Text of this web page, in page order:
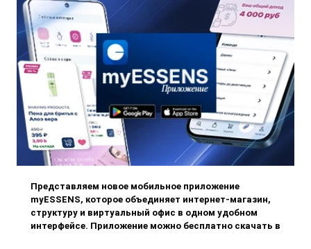
Представляем новое мобильное приложение
myESSENS, которое объединяет интернет-магазин,
структуру и виртуальный офис в одном удобном
интерфейсе. Приложение можно бесплатно скачать в